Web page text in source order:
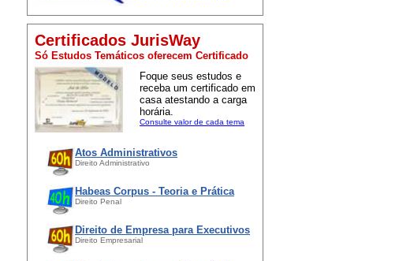
Certificados JurisWay
Só Estudos Temáticos oferecem Certificado
Foque seus estudos e
receba um certificado em
casa atestando a carga
horária.
Consulte valor de cada tema
Atos Administrativos
Direito Administrativo
Habeas Corpus - Teoria e Prática
Direito Penal
Direito de Empresa para Executivos
Direito Empresarial